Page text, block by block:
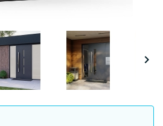
